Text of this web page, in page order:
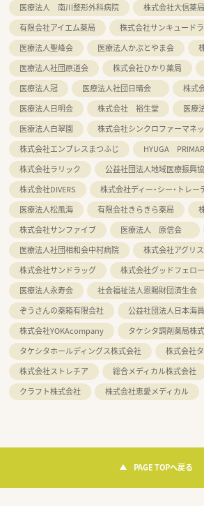
医療法人 南川整形外科病院
株式会社大信薬局
有限会社アイエム薬局
株式会社サンキュード
医療法人聖峰会
医療法人かぶとやま会
医療法人社団原道会
株式会社ひかり薬局
医療法人冠
医療法人社団日晴会
株式
医療法人日明会
株式会社 裕生堂
医療
医療法人白翠園
株式会社シンクロファーマネ
株式会社エンブレスまつふじ
HYUGA
株式会社ラリック
公益社団法人地域医療振興
株式会社DIVERS
株式会社ディー・シー・トレー
医療法人松風海
有限会社きらきら薬局
株式会社サンファイブ
医療法人 原信会
医療法人社団相和会中村病院
株式会社アグリス
株式会社サンドラッグ
株式会社グッドフェロ
医療法人永寿会
社会福祉法人恩賜財団済生会
ぞうさんの薬箱有限会社
公益社団法人日本海
株式会社YOKAcompany
タケシタ調剤薬局株
タケシタホールディングス株式会社
株式会社
株式会社ストレチア
総合メディカル株式会社
クラフト株式会社
株式会社恵愛メディカル
PAGE TOPへ戻る